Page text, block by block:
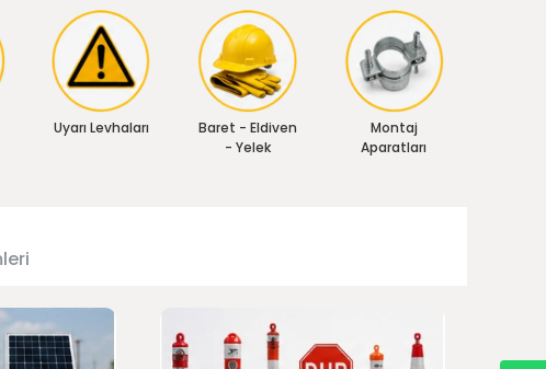
Uyarı Levhaları
Baret - Eldiven
- Yelek
Montaj
Aparatları